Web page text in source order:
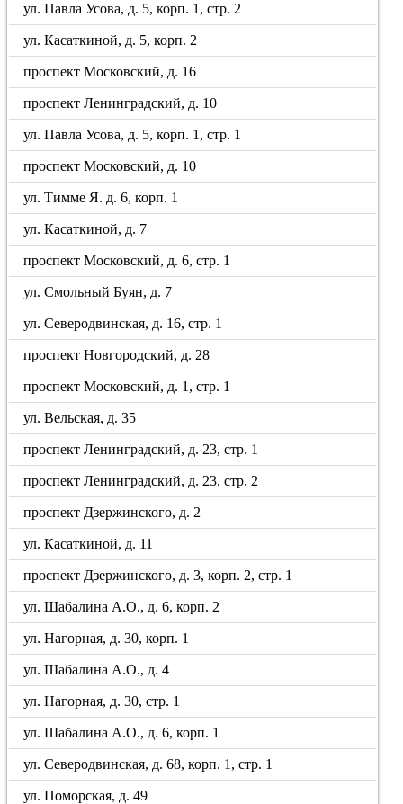
ул. Павла Усова, д. 5, корп. 1, стр. 2
ул. Касаткиной, д. 5, корп. 2
проспект Московский, д. 16
проспект Ленинградский, д. 10
ул. Павла Усова, д. 5, корп. 1, стр. 1
проспект Московский, д. 10
ул. Тимме Я. д. 6, корп. 1
ул. Касаткиной, д. 7
проспект Московский, д. 6, стр. 1
ул. Смольный Буян, д. 7
ул. Северодвинская, д. 16, стр. 1
проспект Новгородский, д. 28
проспект Московский, д. 1, стр. 1
ул. Вельская, д. 35
проспект Ленинградский, д. 23, стр. 1
проспект Ленинградский, д. 23, стр. 2
проспект Дзержинского, д. 2
ул. Касаткиной, д. 11
проспект Дзержинского, д. 3, корп. 2, стр. 1
ул. Шабалина А.О., д. 6, корп. 2
ул. Нагорная, д. 30, корп. 1
ул. Шабалина А.О., д. 4
ул. Нагорная, д. 30, стр. 1
ул. Шабалина А.О., д. 6, корп. 1
ул. Северодвинская, д. 68, корп. 1, стр. 1
ул. Поморская, д. 49